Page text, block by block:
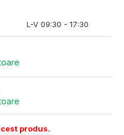
L-V 09:30 - 17:30
produs.